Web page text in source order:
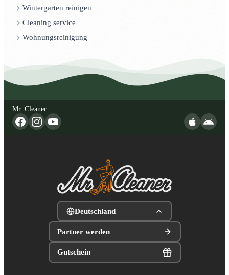
Wintergarten reinigen
Cleaning service
Wohnungsreinigung
Mr. Cleaner
Deutschland
Partner werden
Gutschein